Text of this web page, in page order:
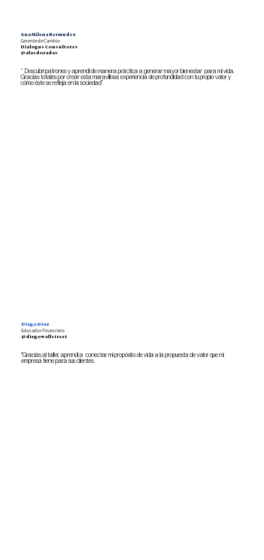
Ana Milena Bermudez
Gerente de Cambio
Dialogus Consultores
@alasdoradas
“ Descubrí patrones y aprendí de manera práctica a generar mayor bienestar para mi vida.
Gracias totales por crear esta maravillosa experiencia de profundidad con tu propio valor y
cómo éste se refleja en la sociedad”
Diego Diaz
Educador Financiero
@diegowallstreet
"Gracias al taller, aprendí a conectar mi propósito de vida a la propuesta de valor que mi
empresa tiene para sus clientes.